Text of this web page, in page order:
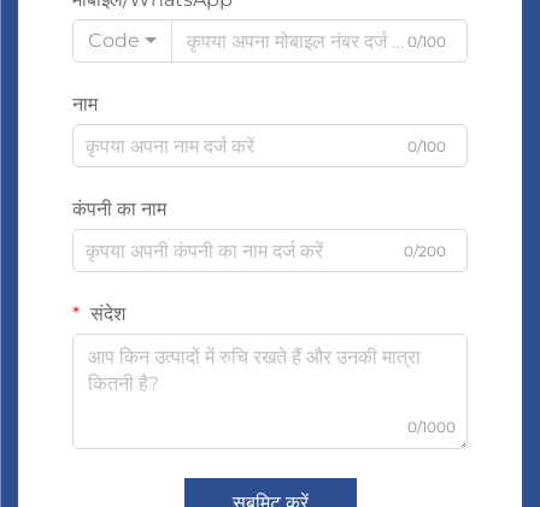
Code
0/100
नाम
0/100
कंपनी का नाम
0/200
संदेश
0/1000